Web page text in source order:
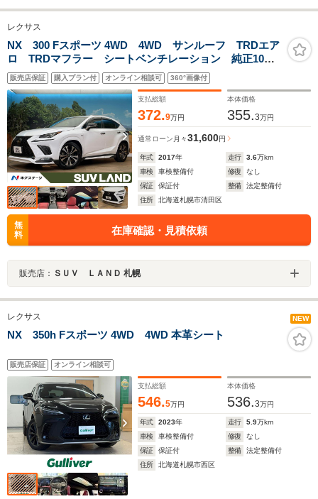
レクサス
NX 300 Fスポーツ 4WD 4WD サンルーフ TRDエア
ロ TRDマフラー シートベンチレーション 純正10型
ナビ デジタルインナーミラー ブラインドスポットモ
ニター バックカメラ 禁煙車 レーダークルーズコン
トロール ETC
販売店保証 購入プラン付 オンライン相談可 360°画像付
支払総額
372.9万円
本体価格
355.3万円
通常ローン 月々31,600円
年式 2017年 走行 3.6万km
車検
車検整備付 修復
なし
保証
保証付 整備
法定整備付
住所
北海道札幌市清田区
無
料
在庫確認・見積依頼
販売店： ＳＵＶ ＬＡＮＤ 札幌
レクサス NEW
NX 350h Fスポーツ 4WD 4WD 本革シート
販売店保証 オンライン相談可
支払総額
546.5万円
本体価格
536.3万円
年式 2023年 走行 5.9万km
車検
車検整備付 修復
なし
保証
保証付 整備
法定整備付
住所
北海道札幌市西区